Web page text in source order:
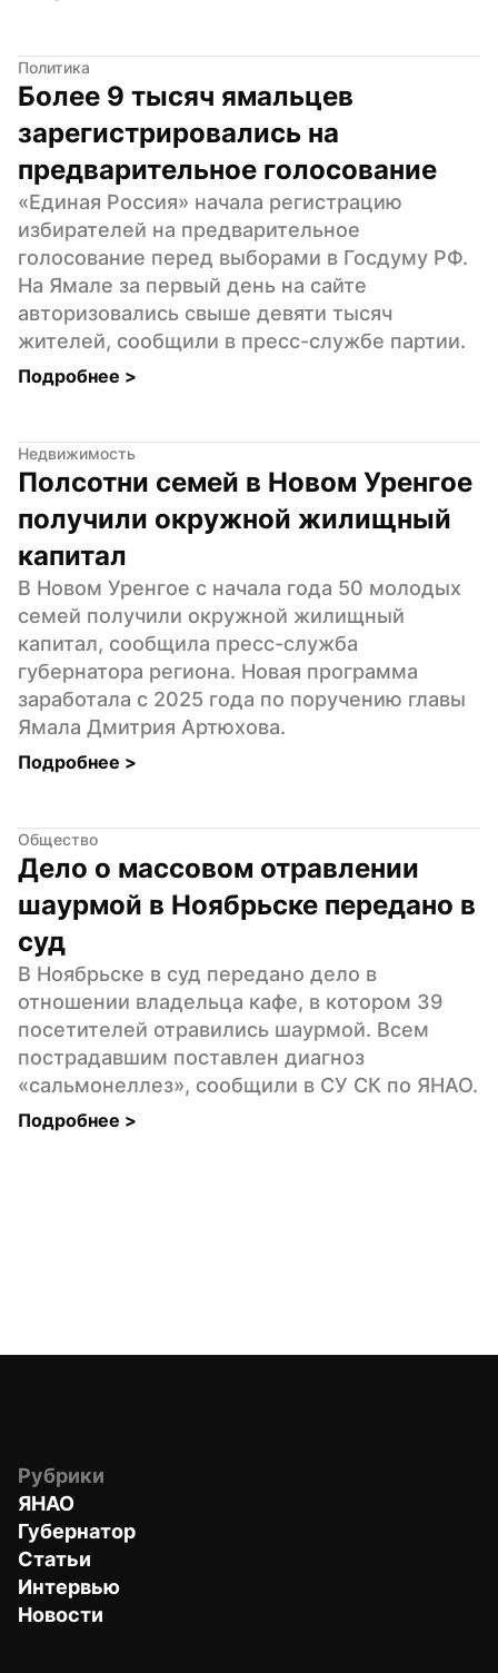
Политика
Более 9 тысяч ямальцев
зарегистрировались на
предварительное голосование
«Единая Россия» начала регистрацию
избирателей на предварительное
голосование перед выборами в Госдуму РФ.
На Ямале за первый день на сайте
авторизовались свыше девяти тысяч
жителей, сообщили в пресс-службе партии.
Подробнее >
Недвижимость
Полсотни семей в Новом Уренгое
получили окружной жилищный
капитал
В Новом Уренгое с начала года 50 молодых
семей получили окружной жилищный
капитал, сообщила пресс-служба
губернатора региона. Новая программа
заработала с 2025 года по поручению главы
Ямала Дмитрия Артюхова.
Подробнее >
Общество
Дело о массовом отравлении
шаурмой в Ноябрьске передано в
суд
В Ноябрьске в суд передано дело в
отношении владельца кафе, в котором 39
посетителей отравились шаурмой. Всем
пострадавшим поставлен диагноз
«сальмонеллез», сообщили в СУ СК по ЯНАО.
Подробнее >
Рубрики
ЯНАО
Губернатор
Статьи
Интервью
Новости